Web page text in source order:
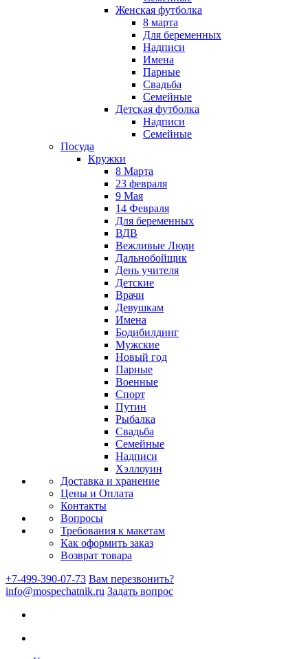
Женская футболка
8 марта
Для беременных
Надписи
Имена
Парные
Свадьба
Семейные
Детская футболка
Надписи
Семейные
Посуда
Кружки
8 Марта
23 февраля
9 Мая
14 Февраля
Для беременных
ВДВ
Вежливые Люди
Дальнобойщик
День учителя
Детские
Врачи
Девушкам
Имена
Бодибилдинг
Мужские
Новый год
Парные
Военные
Спорт
Путин
Рыбалка
Свадьба
Семейные
Надписи
Хэллоуин
Доставка и хранение
Цены и Оплата
Контакты
Вопросы
Требования к макетам
Как оформить заказ
Возврат товара
+7-499-390-07-73 Вам перезвонить?
info@mospechatnik.ru Задать вопрос